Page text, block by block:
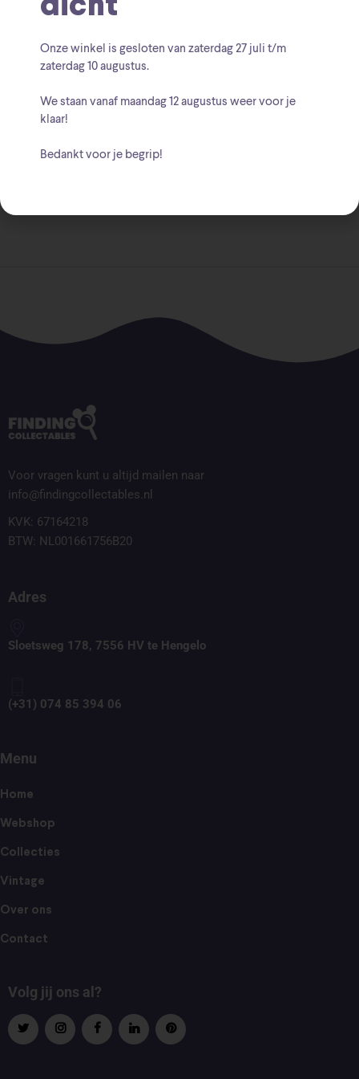
Voor vragen kunt u altijd mailen naar
info@findingcollectables.nl
KVK: 67164218
BTW: NL001661756B20
Adres
Sloetsweg 178, 7556 HV te Hengelo
(+31) 074 85 394 06
Menu
Home
Webshop
Collecties
Vintage
Over ons
Contact
Volg jij ons al?
dicht
Onze winkel is gesloten van zaterdag27 juli t/m
zaterdag 10 augustus.
We staan vanaf maandag 12 augustus weer voor je
klaar!
Bedankt voor je begrip!